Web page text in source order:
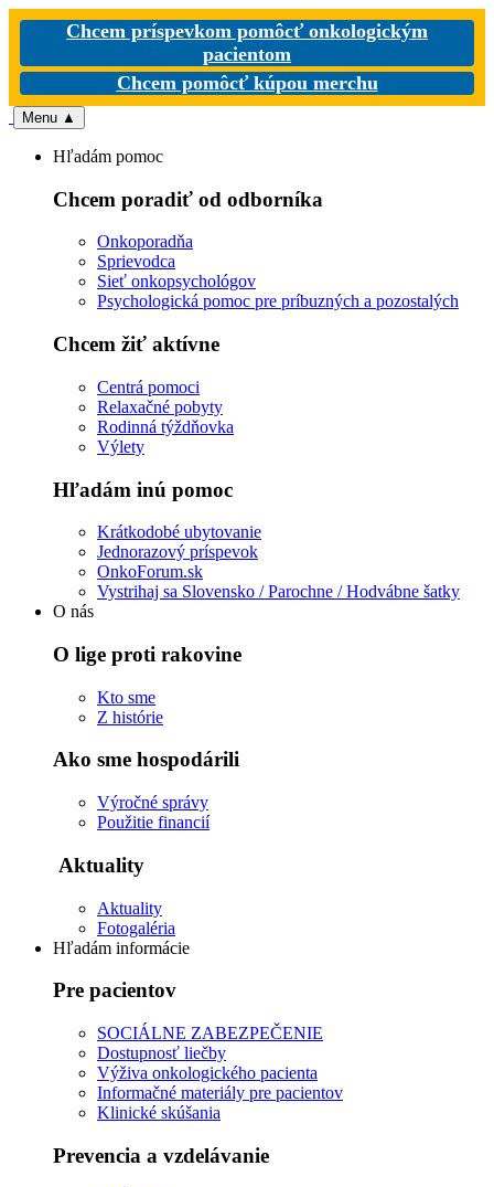
Chcem príspevkom pomôcť onkologickým
pacientom
Chcem pomôcť kúpou merchu
Menu ▲
Hľadám pomoc
Chcem poradiť od odborníka
Onkoporadňa
Sprievodca
Sieť onkopsychológov
Psychologická pomoc pre príbuzných a pozostalých
Chcem žiť aktívne
Centrá pomoci
Relaxačné pobyty
Rodinná týždňovka
Výlety
Hľadám inú pomoc
Krátkodobé ubytovanie
Jednorazový príspevok
OnkoForum.sk
Vystrihaj sa Slovensko / Parochne / Hodvábne šatky
O nás
O lige proti rakovine
Kto sme
Z histórie
Ako sme hospodárili
Výročné správy
Použitie financií
Aktuality
Aktuality
Fotogaléria
Hľadám informácie
Pre pacientov
SOCIÁLNE ZABEZPEČENIE
Dostupnosť liečby
Výživa onkologického pacienta
Informačné materiály pre pacientov
Klinické skúšania
Prevencia a vzdelávanie